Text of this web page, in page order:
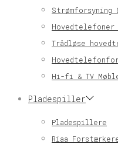
Strømforsyning
Hovedtelefoner
Trådløse
Hi-fi & TV
Pladespiller
Pladespillere
Riaa